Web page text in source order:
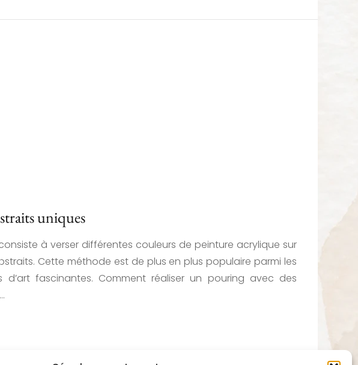
uniques
à verser différentes couleurs de peinture acrylique sur
Cette méthode est de plus en plus populaire parmi les
fascinantes. Comment réaliser un pouring avec des